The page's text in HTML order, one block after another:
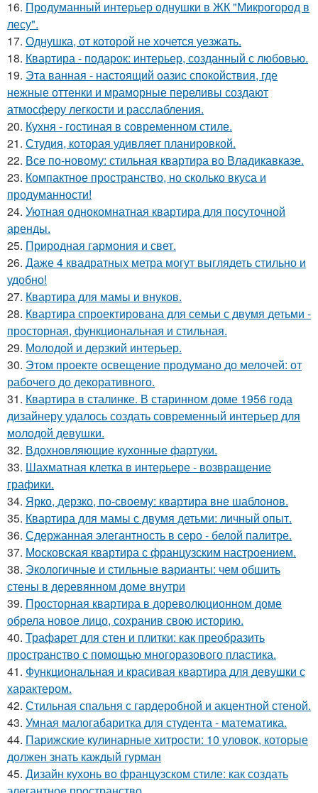
16. Продуманный интерьер однушки в ЖК "Микрогород в
лесу".
17. Однушка, от которой не хочется уезжать.
18. Квартира - подарок: интерьер, созданный с любовью.
19. Эта ванная - настоящий оазис спокойствия, где
нежные оттенки и мраморные переливы создают
атмосферу легкости и расслабления.
20. Кухня - гостиная в современном стиле.
21. Студия, которая удивляет планировкой.
22. Все по-новому: стильная квартира во Владикавказе.
23. Компактное пространство, но сколько вкуса и
продуманности!
24. Уютная однокомнатная квартира для посуточной
аренды.
25. Природная гармония и свет.
26. Даже 4 квадратных метра могут выглядеть стильно и
удобно!
27. Квартира для мамы и внуков.
28. Квартира спроектирована для семьи с двумя детьми -
просторная, функциональная и стильная.
29. Молодой и дерзкий интерьер.
30. Этом проекте освещение продумано до мелочей: от
рабочего до декоративного.
31. Квартира в сталинке. В старинном доме 1956 года
дизайнеру удалось создать современный интерьер для
молодой девушки.
32. Вдохновляющие кухонные фартуки.
33. Шахматная клетка в интерьере - возвращение
графики.
34. Ярко, дерзко, по-своему: квартира вне шаблонов.
35. Квартира для мамы с двумя детьми: личный опыт.
36. Сдержанная элегантность в серо - белой палитре.
37. Московская квартира с французским настроением.
38. Экологичные и стильные варианты: чем обшить
стены в деревянном доме внутри
39. Просторная квартира в дореволюционном доме
обрела новое лицо, сохранив свою историю.
40. Трафарет для стен и плитки: как преобразить
пространство с помощью многоразового пластика.
41. Функциональная и красивая квартира для девушки с
характером.
42. Стильная спальня с гардеробной и акцентной стеной.
43. Умная малогабаритка для студента - математика.
44. Парижские кулинарные хитрости: 10 уловок, которые
должен знать каждый гурман
45. Дизайн кухонь во французском стиле: как создать